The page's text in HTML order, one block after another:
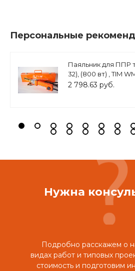
Персональные
Паяльник для ППР
32), (800 вт) , TIM
2 798.63 руб.
Нужна
Подробно расскажем о
видах работ и типовых
стоимость и подготовим